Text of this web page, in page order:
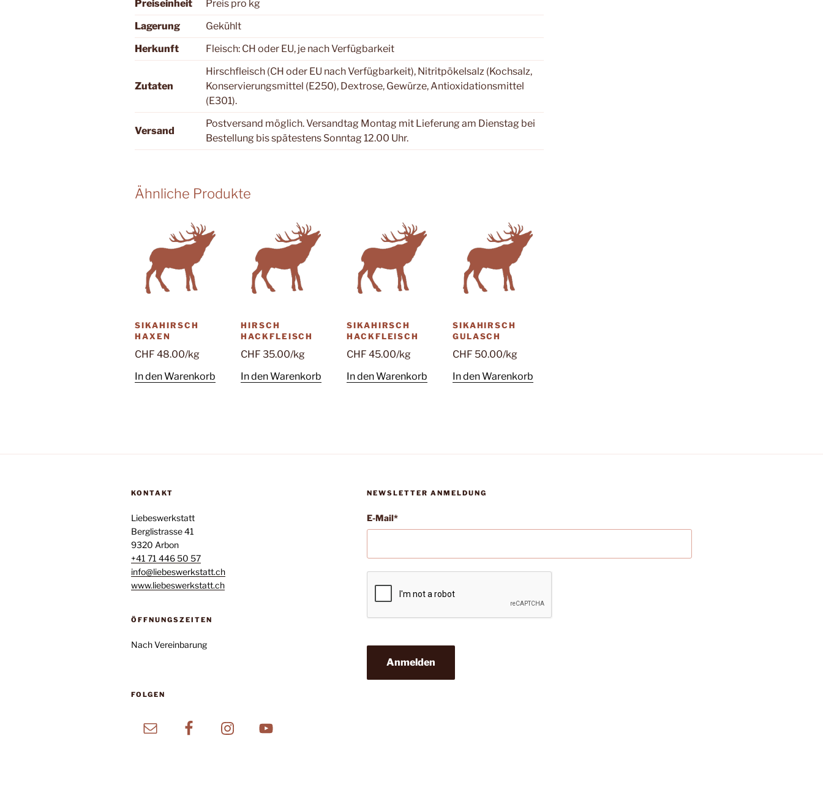
Preiseinheit
Preis pro kg
Lagerung
Gekühlt
Herkunft
Fleisch: CH oder EU, je nach Verfügbarkeit
Zutaten
Hirschfleisch (CH oder EU nach Verfügbarkeit), Nitritpökelsalz (Kochsalz,
Konservierungsmittel (E250), Dextrose, Gewürze, Antioxidationsmittel
(E301).
Versand
Postversand möglich. Versandtag Montag mit Lieferung am Dienstag bei
Bestellung bis spätestens Sonntag 12.00 Uhr.
Ähnliche Produkte
SIKAHIRSCH
HAXEN
CHF 48.00/kg
In den Warenkorb
HIRSCH
HACKFLEISCH
CHF 35.00/kg
In den Warenkorb
SIKAHIRSCH
HACKFLEISCH
CHF 45.00/kg
In den Warenkorb
SIKAHIRSCH
GULASCH
CHF 50.00/kg
In den Warenkorb
KONTAKT
Liebeswerkstatt
Berglistrasse 41
9320 Arbon
+41 71 446 50 57
info@liebeswerkstatt.ch
www.liebeswerkstatt.ch
ÖFFNUNGSZEITEN
Nach Vereinbarung
FOLGEN
NEWSLETTER ANMELDUNG
E-Mail*
Anmelden